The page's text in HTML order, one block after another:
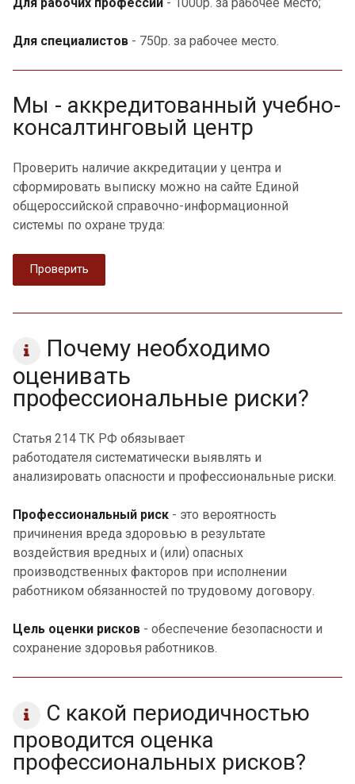
Для специалистов - 750р. за рабочее место.
Мы - аккредитованный учебно-
консалтинговый центр
Проверить наличие аккредитации у центра и
сформировать выписку можно на сайте Единой
общероссийской справочно-информационной
системы по охране труда:
Проверить
Почему необходимо
оценивать
профессиональные риски?
Статья 214 ТК РФ обязывает
работодателя систематически выявлять и
анализировать опасности и профессиональные риски.
Профессиональный риск - это вероятность
причинения вреда здоровью в результате
воздействия вредных и (или) опасных
производственных факторов при исполнении
работником обязанностей по трудовому договору.
Цель оценки рисков - обеспечение безопасности и
сохранение здоровья работников.
С какой периодичностью
проводится оценка
профессиональных рисков?